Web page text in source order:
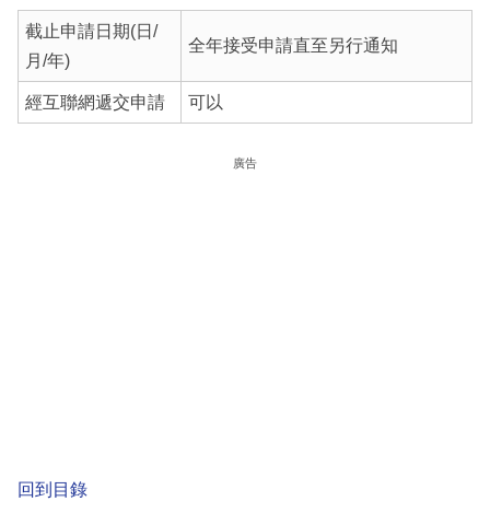
截止申請日期(日/
月/年)
全年接受申請直至另行通知
經互聯網遞交申請 可以
廣告
回到目錄